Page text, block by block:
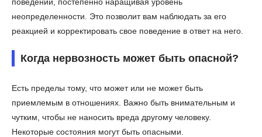
неопределенности. Это позволит вам наблюдать за его
реакцией и корректировать свое поведение в ответ на него.
Когда нервозность может быть опасной?
Есть пределы тому, что может или не может быть
приемлемым в отношениях. Важно быть внимательным и
чутким, чтобы не наносить вреда другому человеку.
Некоторые состояния могут быть опасными.